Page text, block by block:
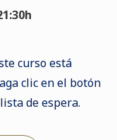
curso está
clic en el botón
de espera.